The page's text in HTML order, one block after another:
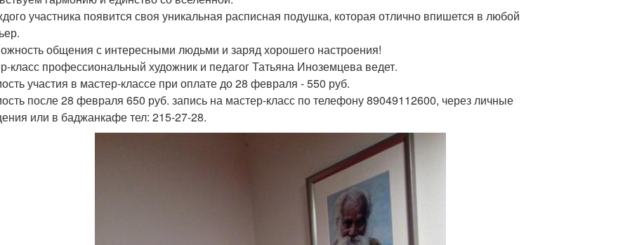
участника появится своя уникальная расписная подушка, которая отлично впишется в любой
общения с интересными людьми и заряд хорошего настроения!
класс профессиональный художник и педагог Татьяна Иноземцева ведет.
участия в мастер-классе при оплате до 28 февраля - 550 руб.
после 28 февраля 650 руб. запись на мастер-класс по телефону 89049112600, через личные
или в баджанкафе тел: 215-27-28.